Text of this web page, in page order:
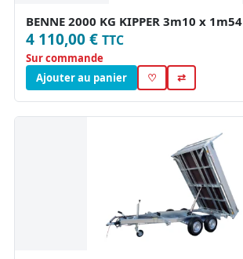
BENNE 2000 KG KIPPER 3m10 x 1m54
4 110,00 € TTC
Sur commande
Ajouter au panier
♡ ⇄